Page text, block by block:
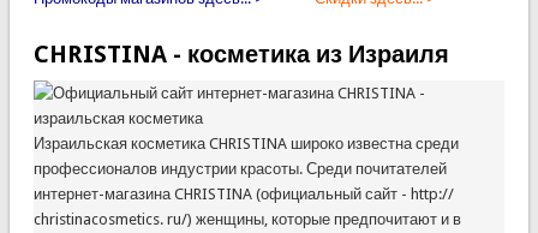
CHRISTINA - косметика из Израиля
Израильская косметика CHRISTINA широко известна среди
профессионалов индустрии красоты. Среди почитателей
интернет-магазина CHRISTINA (официальный сайт - http://
christinacosmetics. ru/) женщины, которые предпочитают и в